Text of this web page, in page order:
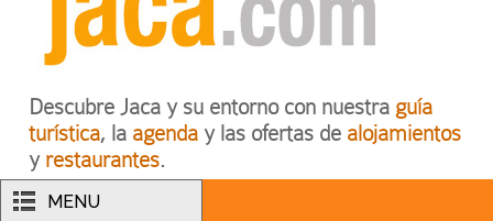
Descubre Jaca y su entorno con nuestra guía
turística, la agenda y las ofertas de alojamientos
y restaurantes.
MENU